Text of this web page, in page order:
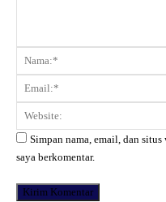
Komentar:
Simpan nama, email, dan
saya berkomentar.